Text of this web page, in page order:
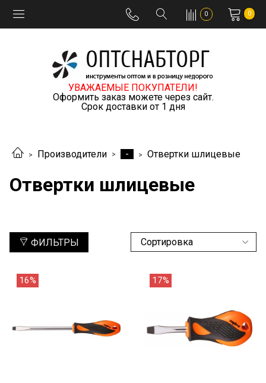
0 0
УВАЖАЕМЫЕ ПОКУПАТЕЛИ!
Оформить заказ можете через сайт.
Срок доставки от 1 дня
Производители - Отвертки шлицевые
Отвертки шлицевые
ФИЛЬТРЫ
16% 17%